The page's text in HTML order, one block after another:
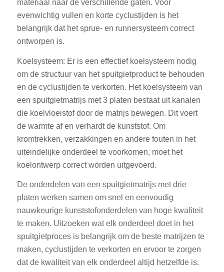
materiaal naar de verschillende gaten. Voor
evenwichtig vullen en korte cyclustijden is het
belangrijk dat het sprue- en runnersysteem correct
ontworpen is.
Koelsysteem: Er is een effectief koelsysteem nodig
om de structuur van het spuitgietproduct te behouden
en de cyclustijden te verkorten. Het koelsysteem van
een spuitgietmatrijs met 3 platen bestaat uit kanalen
die koelvloeistof door de matrijs bewegen. Dit voert
de warmte af en verhardt de kunststof. Om
kromtrekken, verzakkingen en andere fouten in het
uiteindelijke onderdeel te voorkomen, moet het
koelontwerp correct worden uitgevoerd.
De onderdelen van een spuitgietmatrijs met drie
platen werken samen om snel en eenvoudig
nauwkeurige kunststofonderdelen van hoge kwaliteit
te maken. Uitzoeken wat elk onderdeel doet in het
spuitgietproces is belangrijk om de beste matrijzen te
maken, cyclustijden te verkorten en ervoor te zorgen
dat de kwaliteit van elk onderdeel altijd hetzelfde is.